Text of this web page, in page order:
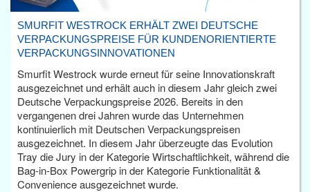
SMURFIT WESTROCK ERHÄLT ZWEI DEUTSCHE
VERPACKUNGSPREISE FÜR KUNDENORIENTIERTE
VERPACKUNGSINNOVATIONEN
Smurfit Westrock wurde erneut für seine Innovationskraft
ausgezeichnet und erhält auch in diesem Jahr gleich zwei
Deutsche Verpackungspreise 2026. Bereits in den
vergangenen drei Jahren wurde das Unternehmen
kontinuierlich mit Deutschen Verpackungspreisen
ausgezeichnet. In diesem Jahr überzeugte das Evolution
Tray die Jury in der Kategorie Wirtschaftlichkeit, während die
Bag-in-Box Powergrip in der Kategorie Funktionalität &
Convenience ausgezeichnet wurde.